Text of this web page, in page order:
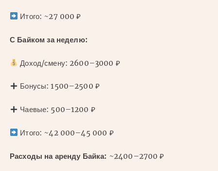
Итого: ~27 000 ₽
С Байком за неделю:
Доход/смену: 2600–3000 ₽
Бонусы: 1500–2500 ₽
Чаевые: 500–1200 ₽
Итого: ~42 000–45 000 ₽
Расходы на аренду Байка: ~2400–2700 ₽